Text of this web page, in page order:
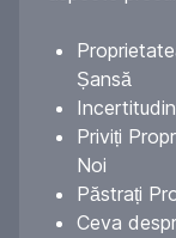
Șansă
Priviți
Noi
Păstrați
Ceva